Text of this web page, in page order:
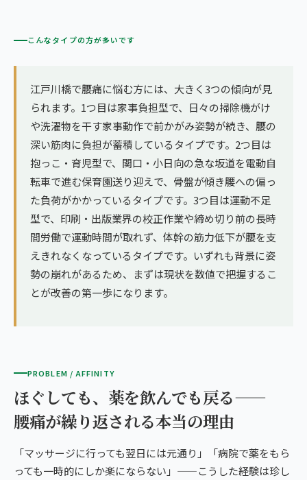
こんなタイプの方が多いです
江戸川橋で腰痛に悩む方には、大きく3つの傾向が見
られます。1つ目は家事負担型で、日々の掃除機がけ
や洗濯物を干す家事動作で前かがみ姿勢が続き、腰の
深い筋肉に負担が蓄積しているタイプです。2つ目は
抱っこ・育児型で、関口・小日向の急な坂道を電動自
転車で進む保育園送り迎えで、骨盤が傾き腰への偏っ
た負荷がかかっているタイプです。3つ目は運動不足
型で、印刷・出版業界の校正作業や締め切り前の長時
間労働で運動時間が取れず、体幹の筋力低下が腰を支
えきれなくなっているタイプです。いずれも背景に姿
勢の崩れがあるため、まずは現状を数値で把握するこ
とが改善の第一歩になります。
PROBLEM / AFFINITY
ほぐしても、薬を飲んでも戻る——
腰痛が繰り返される本当の理由
「マッサージに行っても翌日には元通り」「病院で薬をもら
っても一時的にしか楽にならない」——こうした経験は珍し